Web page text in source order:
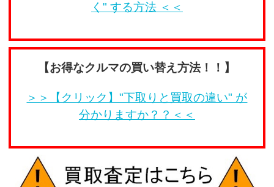
く" する方法 ＜＜
【お得なクルマの買い替え方法！！】
＞＞【クリック】"下取りと買取の違い" が
分かりますか？？＜＜